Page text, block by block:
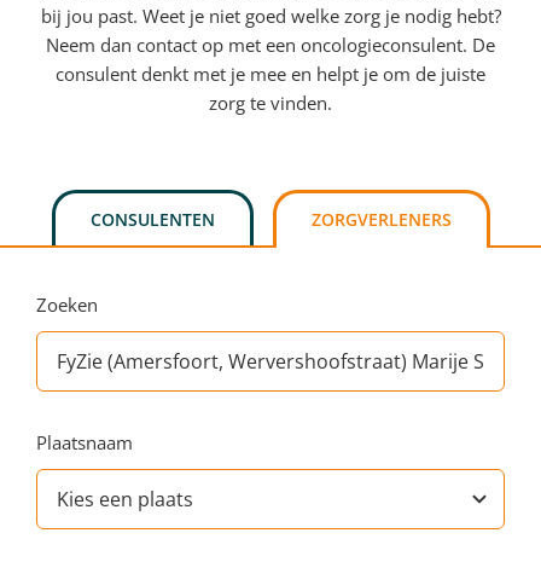
bij jou past. Weet je niet goed welke zorg je nodig hebt?
Neem dan contact op met een oncologieconsulent. De
consulent denkt met je mee en helpt je om de juiste
zorg te vinden.
CONSULENTEN ZORGVERLENERS
Zoeken
Plaatsnaam